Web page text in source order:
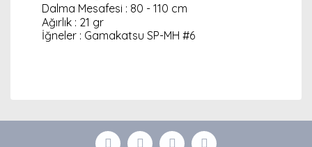
Dalma Mesafesi : 80 - 110 cm
Ağırlık : 21 gr
İğneler : Gamakatsu SP-MH #6
formunu kullanarak tarafımıza iletebilirsiniz.
Görüş ve önerileriniz için teşekkür ederiz.